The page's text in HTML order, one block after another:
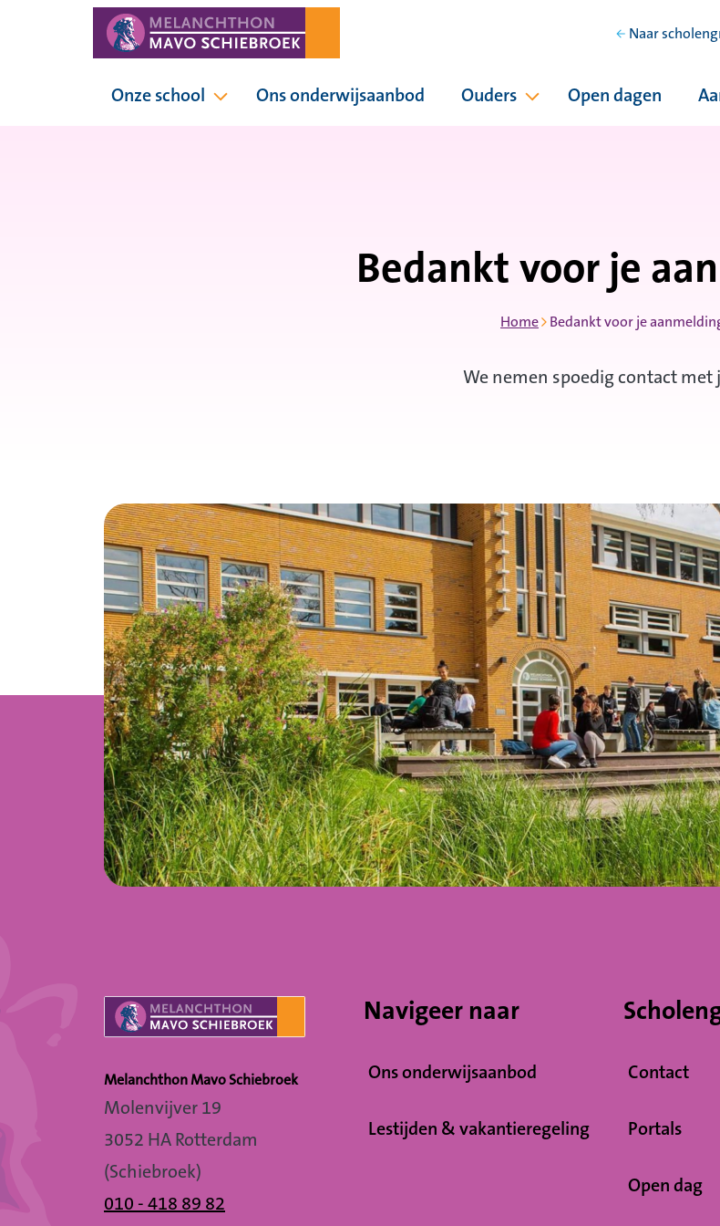
Naar
Onze school
Pagina's onder Onze school
Ons onderwijsaanbod Ouders
Pagina's onder Ouders
Open dagen
Bedankt voor je
Home Bedankt voor je
We nemen spoedig contact met
Melanchthon Mavo Schiebroek
Molenvijver 19
3052 HA Rotterdam
(Schiebroek)
010 - 418 89 82
Navigeer naar
Ons onderwijsaanbod
Lestijden & vakantieregeling
Contact
Portals
Open dag